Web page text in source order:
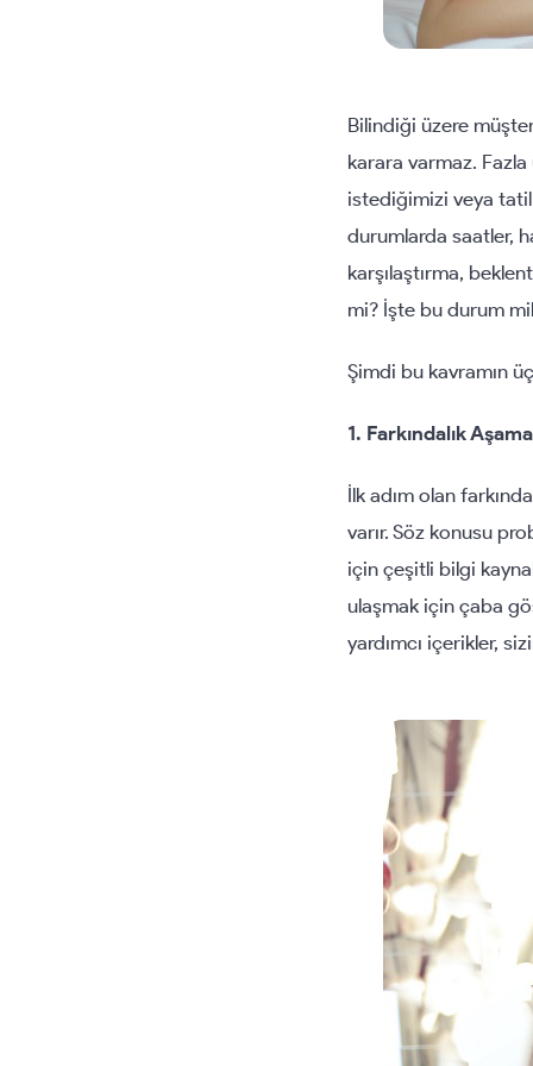
Bilindiği üzere
karara varmaz.
istediğimizi veya tatil
durumlarda saatler,
karşılaştırma,
mi? İşte bu durum
Şimdi bu kavramın
1. Farkındalık
İlk adım olan
varır. Söz konusu
için çeşitli bilgi
ulaşmak için çaba
yardımcı içerikler,